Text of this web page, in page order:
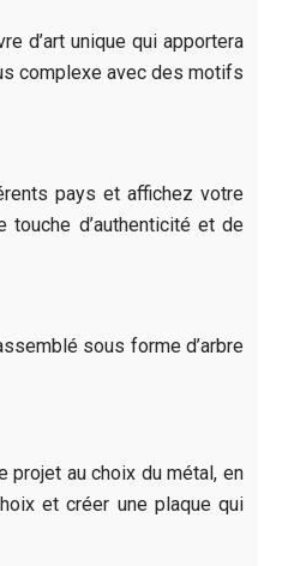
d’art unique qui apportera
complexe avec des motifs
pays et affichez votre
d’authenticité et de
sous forme d’arbre
projet au choix du métal, en
et créer une plaque qui